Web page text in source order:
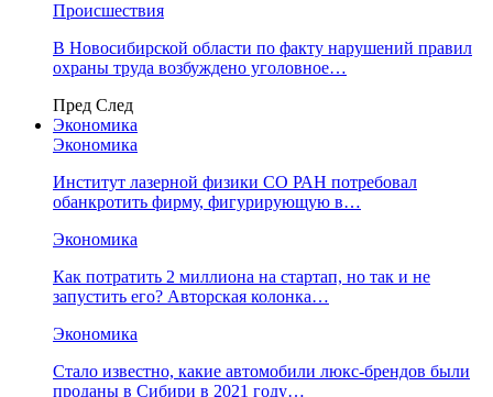
Происшествия
В Новосибирской области по факту нарушений правил
охраны труда возбуждено уголовное…
Пред След
Экономика
Экономика
Институт лазерной физики СО РАН потребовал
обанкротить фирму, фигурирующую в…
Экономика
Как потратить 2 миллиона на стартап, но так и не
запустить его? Авторская колонка…
Экономика
Стало известно, какие автомобили люкс-брендов были
проданы в Сибири в 2021 году…